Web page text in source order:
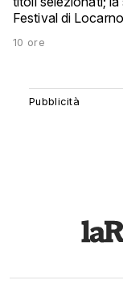
Festival di
10 ore